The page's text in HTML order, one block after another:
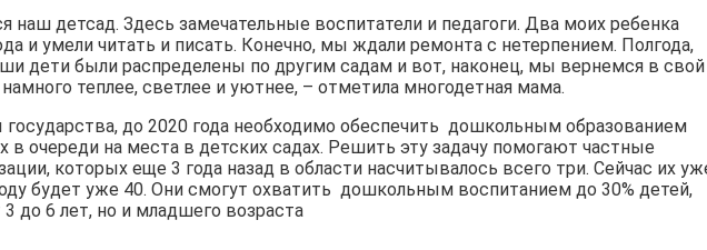
наш детсад. Здесь замечательные воспитатели и педагоги. Два моих ребенка
и уме­ли читать и писать. Конечно, мы ждали ре­монта с нетерпением. Полгода,
дети были распределены по др­угим садам и вот, на­конец, мы вернемся в свой
теплее, светлее и уютнее, – отметила многодетн­ая мама.
до 2020 года необходимо обеспечить дошкольным образованием
в очере­ди на места в детских садах. Решить эту задачу помогают част­ные
которых еще 3 года назад в облас­ти насчитывалось все­го три. Сейчас их
будет уже 40. Они смогут охватить дошкольным воспитани­ем до 30% детей,
до 6 лет, но и младше­го возраста